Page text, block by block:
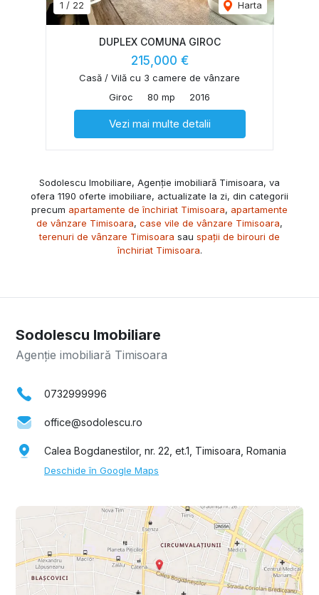
1 / 22 Harta
DUPLEX COMUNA GIROC
215,000 €
Casă / Vilă cu 3 camere de vânzare
Giroc
80 mp 2016
Vezi mai multe detalii
Sodolescu Imobiliare, Agenție imobiliară Timisoara, va
ofera 1190 oferte imobiliare, actualizate la zi, din categorii
precum apartamente de închiriat Timisoara, apartamente
de vânzare Timisoara, case vile de vânzare Timisoara,
terenuri de vânzare Timisoara sau spații de birouri de
închiriat Timisoara.
Sodolescu Imobiliare
Agenție imobiliară Timisoara
0732999996
office@sodolescu.ro
Calea Bogdanestilor, nr. 22, et.1, Timisoara, Romania
Deschide în Google Maps